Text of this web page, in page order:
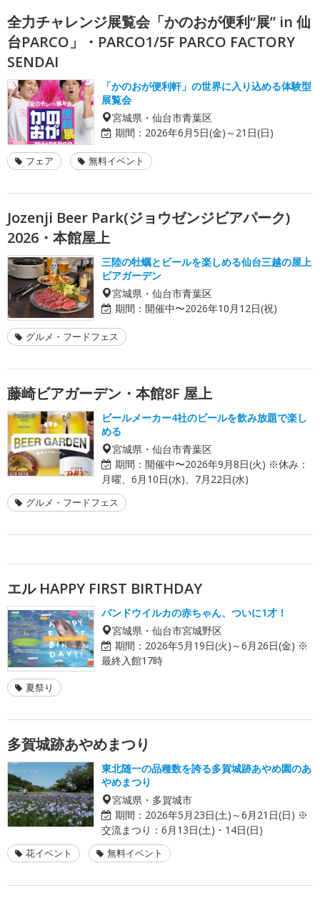
全力チャレンジ展覧会「かのおが便利“展” in 仙
台PARCO」・PARCO1/5F PARCO FACTORY
SENDAI
「かのおが便利軒」の世界に入り込める体験型
展覧会
宮城県・仙台市青葉区
期間： 2026年6月5日(金)～21日(日)
フェア 無料イベント
Jozenji Beer Park(ジョウゼンジビアパーク)
2026・本館屋上
三陸の牡蠣とビールを楽しめる仙台三越の屋上
ビアガーデン
宮城県・仙台市青葉区
期間： 開催中〜2026年10月12日(祝)
グルメ・フードフェス
藤崎ビアガーデン・本館8F 屋上
ビールメーカー4社のビールを飲み放題で楽し
める
宮城県・仙台市青葉区
期間： 開催中〜2026年9月8日(火) ※休み：
月曜、6月10日(水)、7月22日(水)
グルメ・フードフェス
エル HAPPY FIRST BIRTHDAY
バンドウイルカの赤ちゃん、ついに1才！
宮城県・仙台市宮城野区
期間： 2026年5月19日(火)～6月26日(金) ※
最終入館17時
夏祭り
多賀城跡あやめまつり
東北随一の品種数を誇る多賀城跡あやめ園のあ
やめまつり
宮城県・多賀城市
期間： 2026年5月23日(土)～6月21日(日) ※
交流まつり：6月13日(土)・14日(日)
花イベント 無料イベント